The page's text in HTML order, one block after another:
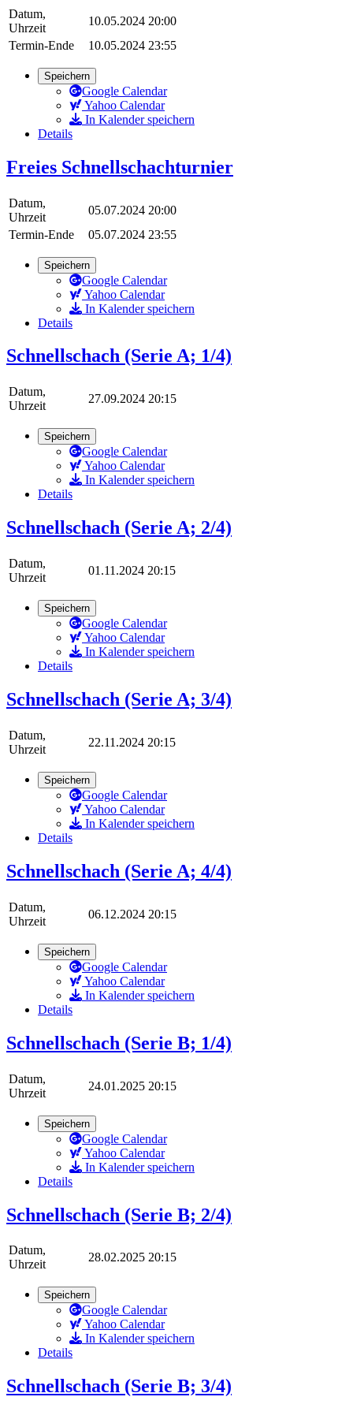
Datum,
Uhrzeit
10.05.2024 20:00
Termin-Ende
10.05.2024 23:55
Speichern
Google Calendar
Yahoo Calendar
In Kalender speichern
Details
Freies Schnellschachturnier
Datum,
Uhrzeit
05.07.2024 20:00
Termin-Ende
05.07.2024 23:55
Speichern
Google Calendar
Yahoo Calendar
In Kalender speichern
Details
Schnellschach (Serie A; 1/4)
Datum,
Uhrzeit
27.09.2024 20:15
Speichern
Google Calendar
Yahoo Calendar
In Kalender speichern
Details
Schnellschach (Serie A; 2/4)
Datum,
Uhrzeit
01.11.2024 20:15
Speichern
Google Calendar
Yahoo Calendar
In Kalender speichern
Details
Schnellschach (Serie A; 3/4)
Datum,
Uhrzeit
22.11.2024 20:15
Speichern
Google Calendar
Yahoo Calendar
In Kalender speichern
Details
Schnellschach (Serie A; 4/4)
Datum,
Uhrzeit
06.12.2024 20:15
Speichern
Google Calendar
Yahoo Calendar
In Kalender speichern
Details
Schnellschach (Serie B; 1/4)
Datum,
Uhrzeit
24.01.2025 20:15
Speichern
Google Calendar
Yahoo Calendar
In Kalender speichern
Details
Schnellschach (Serie B; 2/4)
Datum,
Uhrzeit
28.02.2025 20:15
Speichern
Google Calendar
Yahoo Calendar
In Kalender speichern
Details
Schnellschach (Serie B; 3/4)